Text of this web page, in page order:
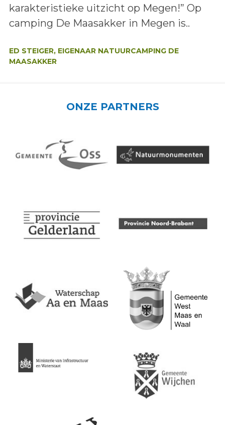
karakteristieke uitzicht op Megen!” Op
camping De Maasakker in Megen is..
ED STEIGER, EIGENAAR NATUURCAMPING DE
MAASAKKER
ONZE PARTNERS